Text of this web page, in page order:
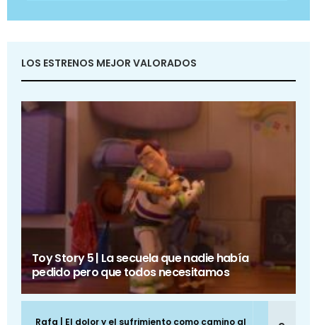
LOS ESTRENOS MEJOR VALORADOS
Toy Story 5 | La secuela que nadie había
pedido pero que todos necesitamos
Rafa | El dolor y el sufrimiento como camino al